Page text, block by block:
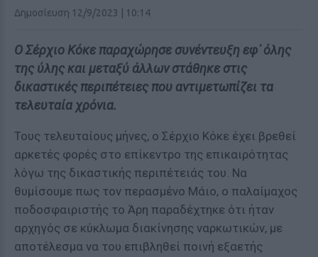
Δημοσίευση 12/9/2023 | 10:14
Ο Σέρχιο Κόκε παραχώρησε συνέντευξη εφ΄ όλης
της ύλης και μεταξύ άλλων στάθηκε στις
δικαστικές περιπέτειες που αντιμετωπίζει τα
τελευταία χρόνια.
Τους τελευταίους μήνες, ο Σέρχιο Κόκε έχει βρεθεί
αρκετές φορές στο επίκεντρο της επικαιρότητας
λόγω της δικαστικής περιπέτειάς του. Να
θυμίσουμε πως τον περασμένο Μάιο, ο παλαίμαχος
ποδοσφαιριστής το Άρη παραδέχτηκε ότι ήταν
αρχηγός σε κύκλωμα διακίνησης ναρκωτικών, με
αποτέλεσμα να του επιβληθεί ποινή εξαετής